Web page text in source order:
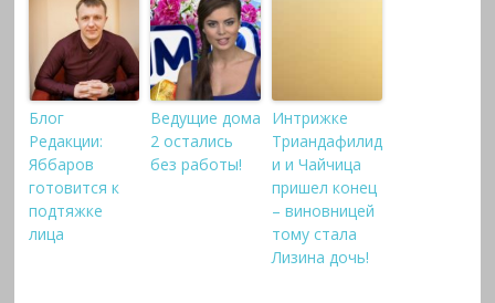
Блог
Редакции:
Яббаров
готовится к
подтяжке
лица
Ведущие дома
2 остались
без работы!
Интрижке
Триандафилид
и и Чайчица
пришел конец
– виновницей
тому стала
Лизина дочь!